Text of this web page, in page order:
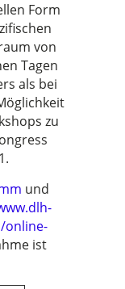
Form
von
Tagen
als bei
zu
und
online-
ist